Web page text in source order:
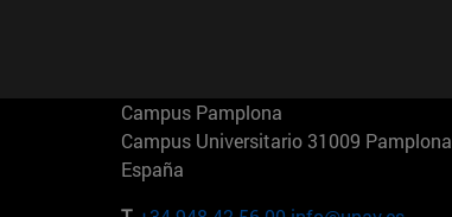
Campus Pamplona
Campus Universitario 31009 Pamplona
España